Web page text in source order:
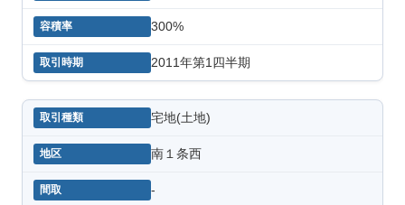
300%
2011年第1四半期
宅地(土地)
南１条西
-